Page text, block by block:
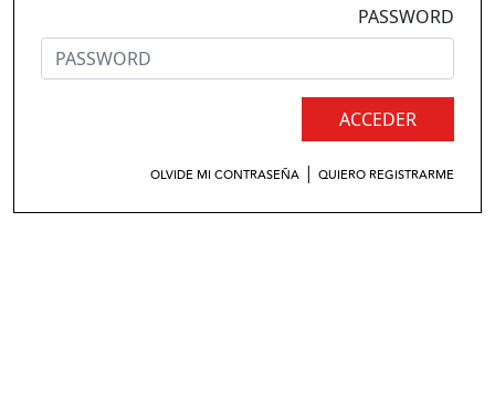
PASSWORD
ACCEDER
OLVIDE MI CONTRASEÑA | QUIERO REGISTRARME